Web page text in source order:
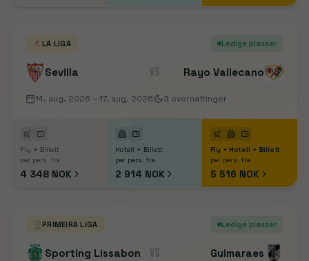
LA LIGA Ledige plasser
Sevilla VS Rayo Vallecano
14. aug. 2026 – 17. aug. 2026 3 overnattinger
Fly + Billett
per pers. fra
4 348 NOK
Hotell + Billett
per pers. fra
2 914 NOK
Fly + Hotell + Billett
per pers. fra
5 516 NOK
PRIMEIRA LIGA Ledige plasser
Sporting Lissabon VS Guimaraes